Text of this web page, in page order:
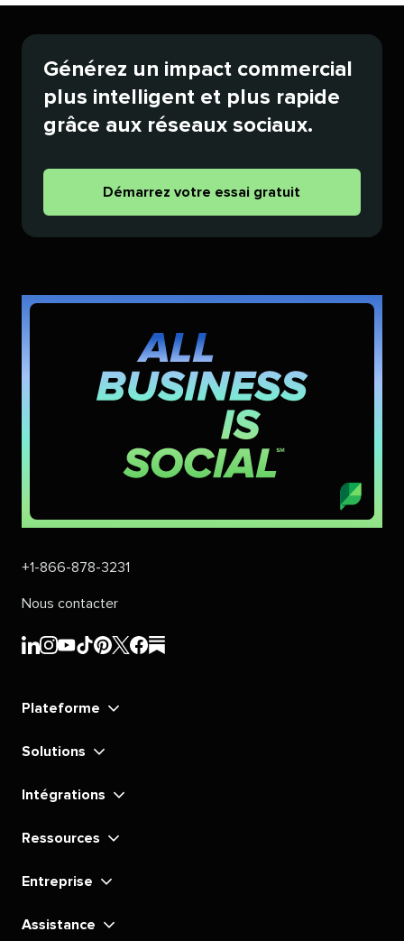
Générez un impact commercial
plus intelligent et plus rapide
grâce aux réseaux sociaux.​​
Démarrez votre essai gratuit​​
+1-866-878-3231​​
Nous contacter​​
Sprout
LinkedIn​​
Sprout
Instagram​​
Sprout
YouTube​​
Sprout
TikTok​​
Sprout
Sprout
Sprout
Sprout
Plateforme​​
Solutions​​
Intégrations​​
Ressources​​
Entreprise​​
Assistance​​